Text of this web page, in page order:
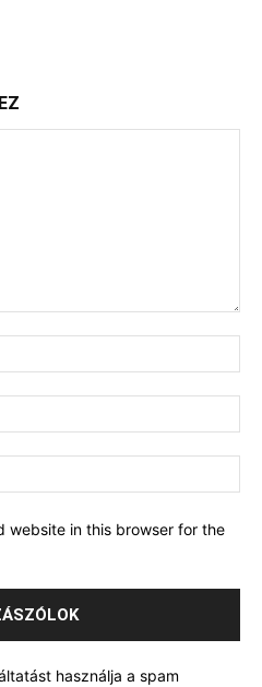
website in this browser for the
használja a spam